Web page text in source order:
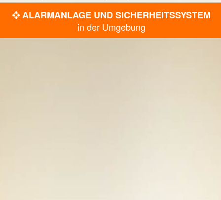
ALARMANLAGE UND SICHERHEITSSYSTEM
in der Umgebung